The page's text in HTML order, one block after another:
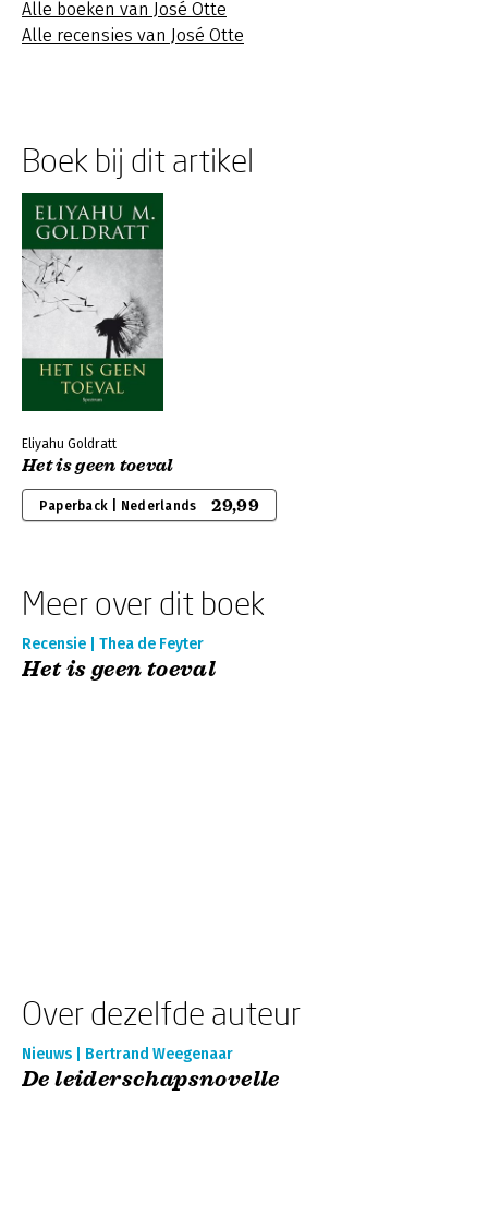
Alle boeken van José Otte
Alle recensies van José Otte
Boek bij dit artikel
Eliyahu Goldratt
Het is geen toeval
Paperback | Nederlands 29,99
Meer over dit boek
Recensie | Thea de Feyter
Het is geen toeval
Over dezelfde auteur
Nieuws | Bertrand Weegenaar
De leiderschapsnovelle